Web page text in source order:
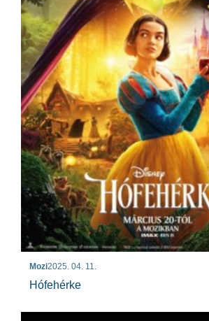
Mozi2025. 04. 11.
Hófehérke